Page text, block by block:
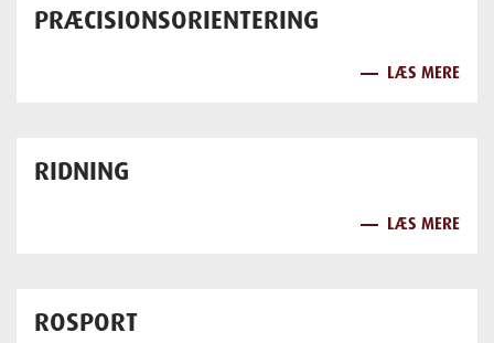
PRÆCISIONSORIENTERING
LÆS MERE
RIDNING
LÆS MERE
ROSPORT